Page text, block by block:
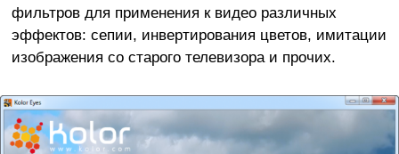
фильтров для применения к видео различных
эффектов: сепии, инвертирования цветов, имитации
изображения со старого телевизора и прочих.